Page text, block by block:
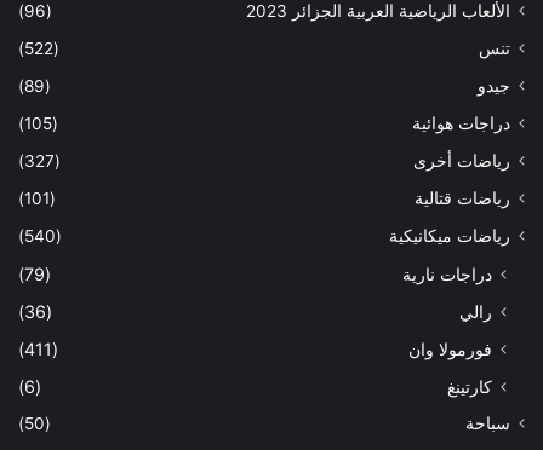
الألعاب الرياضية العربية الجزائر 2023
(96)
تنس
(522)
جيدو
(89)
دراجات هوائية
(105)
رياضات أخرى
(327)
رياضات قتالية
(101)
رياضات ميكانيكية
(540)
دراجات نارية
(79)
رالي
(36)
فورمولا وان
(411)
كارتينغ
(6)
سباحة
(50)